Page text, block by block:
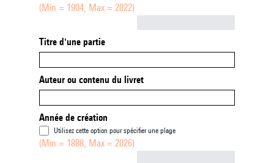
(Min = 1904, Max = 2022)
Titre d'une partie
Auteur ou contenu du livret
Année de création
Utilisez cette option pour spécifier une plage
(Min = 1888, Max = 2026)